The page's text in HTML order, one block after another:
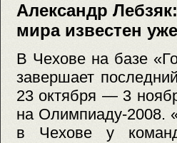
Александр
мира известен
В Чехове на базе
завершает
23 октября — 3
на Олимпиаду-2008.
в Чехове у